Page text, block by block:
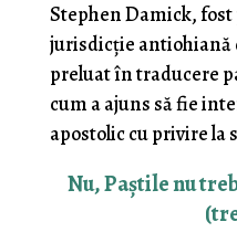
Stephen Damick,
jurisdicție antiohiană
preluat în traducere
cum a ajuns să fie
apostolic cu privire la
Nu, Paștile nu